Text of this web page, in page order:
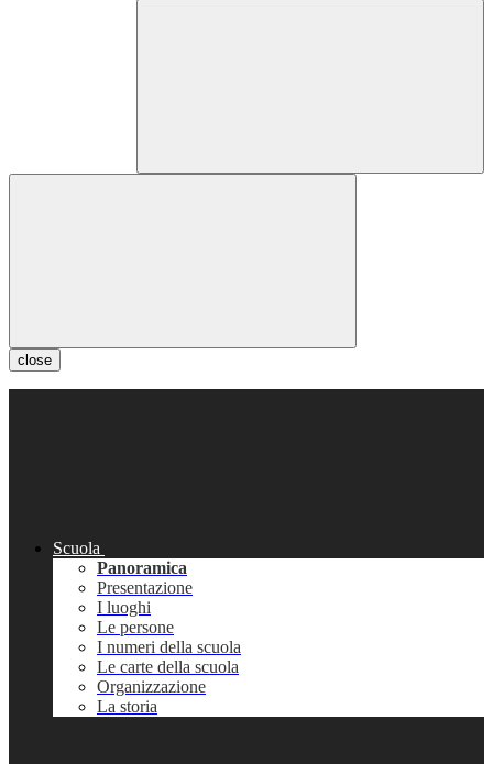
close
Scuola
Panoramica
Presentazione
I luoghi
Le persone
I numeri della scuola
Le carte della scuola
Organizzazione
La storia